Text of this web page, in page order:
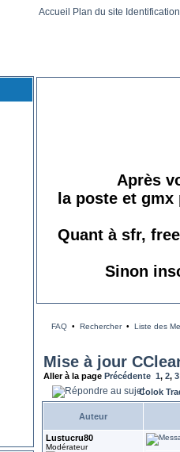
Accueil Plan du site
Après
la poste et
Quant à sfr,
Sinon
FAQ• Rechercher• Liste des
Mise à jour
Aller à la page Précédente 1, 2, 3
Colok
Auteur
Lustucru80
Modérateur